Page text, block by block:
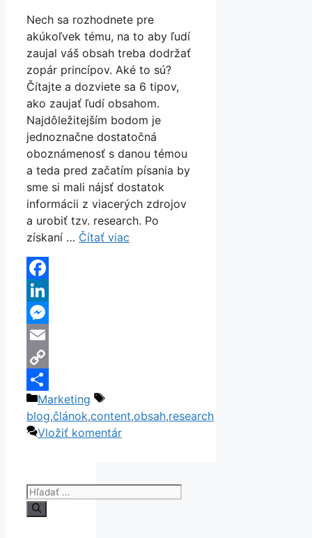
Nech sa rozhodnete pre
akúkoľvek tému, na to aby ľudí
zaujal váš obsah treba dodržať
zopár princípov. Aké to sú?
Čítajte a dozviete sa 6 tipov,
ako zaujať ľudí obsahom.
Najdôležitejším bodom je
jednoznačne dostatočná
oboznámenosť s danou témou
a teda pred začatím písania by
sme si mali nájsť dostatok
informácii z viacerých zdrojov
a urobiť tzv. research. Po
získaní … Čítať viac
Facebook
LinkedIn
Messenger
Email
Copy
Link
Share
Kategórie
Marketing
Značky
blog,článok,content,obsah,research
Vložiť komentár
Hľadať: